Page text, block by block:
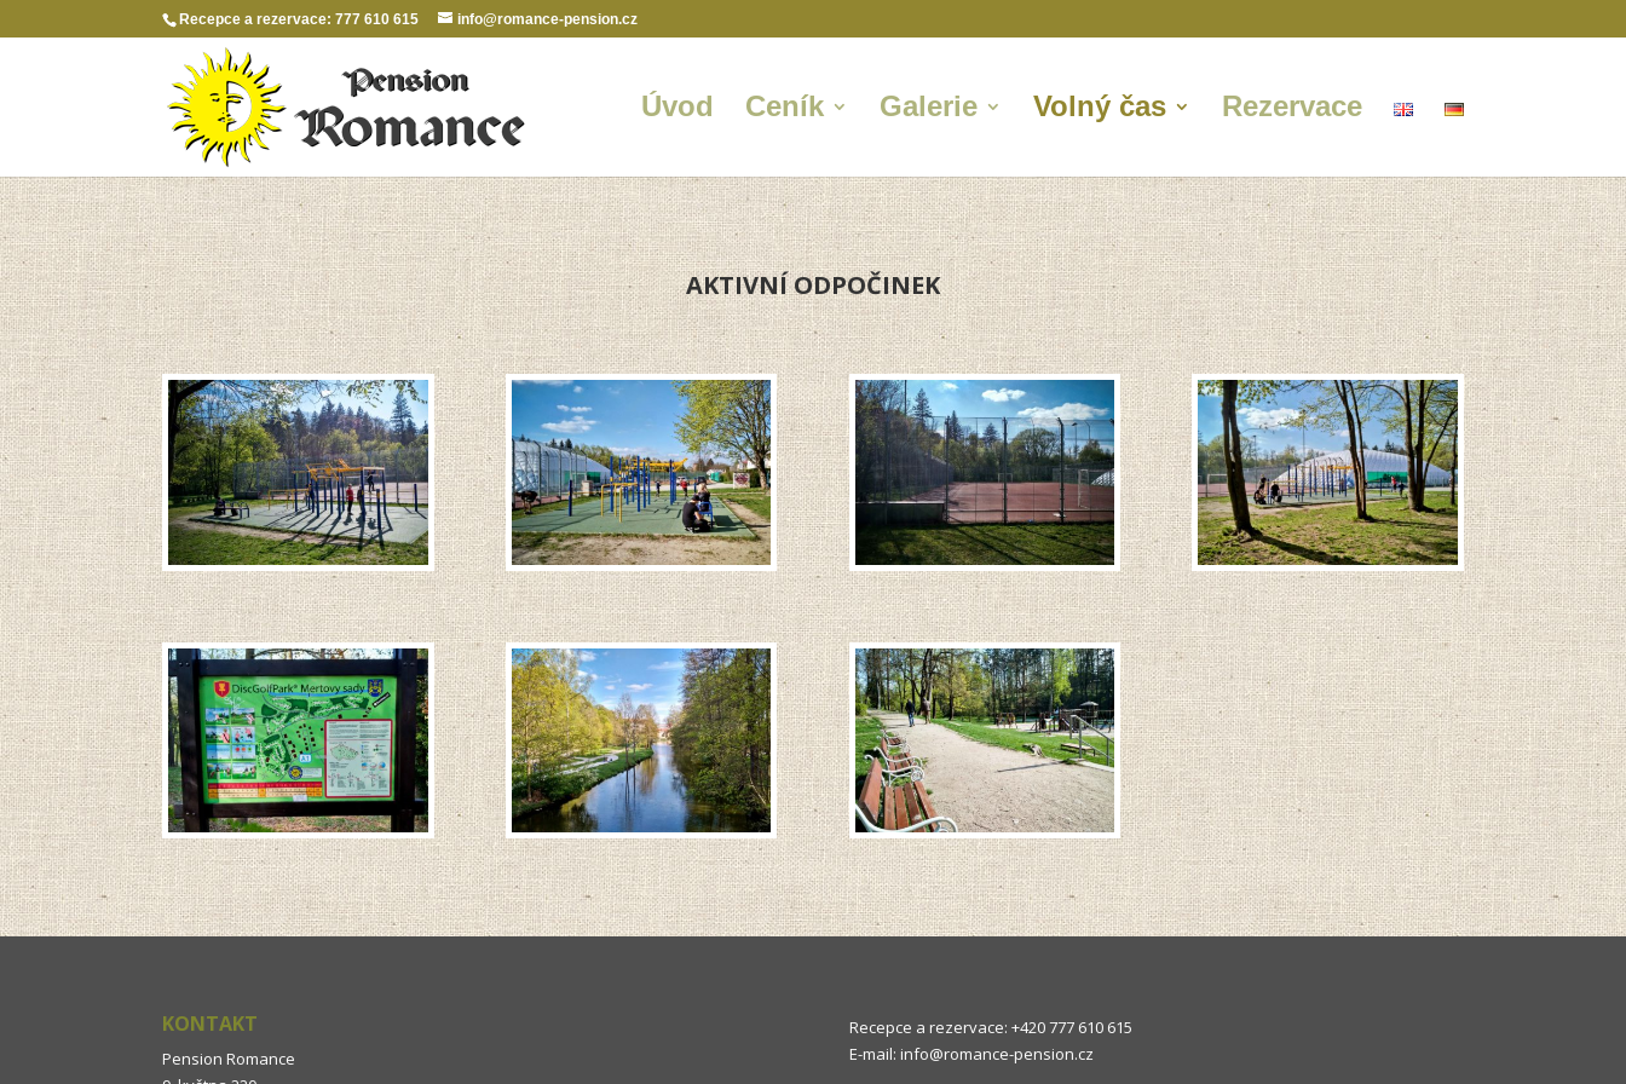
Recepce a rezervace: 777 610 615 info@romance-pension.cz
Úvod Ceník Galerie Volný čas Rezervace
AKTIVNÍ ODPOČINEK
KONTAKT
Pension Romance
Recepce a rezervace: +420 777 610 615
E-mail: info@romance-pension.cz